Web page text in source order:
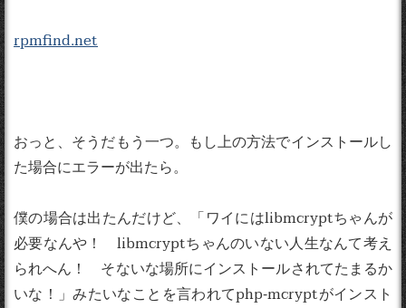
rpmfind.net
おっと、そうだもう一つ。もし上の方法でインストールし
た場合にエラーが出たら。
僕の場合は出たんだけど、「ワイにはlibmcryptちゃんが
必要なんや！ libmcryptちゃんのいない人生なんて考え
られへん！ そないな場所にインストールされてたまるか
いな！」みたいなことを言われてphp-mcryptがインスト